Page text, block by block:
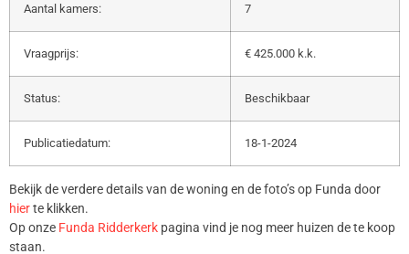
Aantal kamers: 7
Vraagprijs: € 425.000 k.k.
Status: Beschikbaar
Publicatiedatum: 18-1-2024
Bekijk de verdere details van de woning en de foto’s op Funda door
hierte klikken.
Op onze Funda Ridderkerk pagina vind je nog meer huizen de te koop
staan.